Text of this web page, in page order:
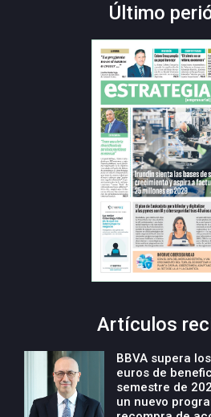
Último
Artículos
BBVA supera
euros de
semestre de
un nuevo